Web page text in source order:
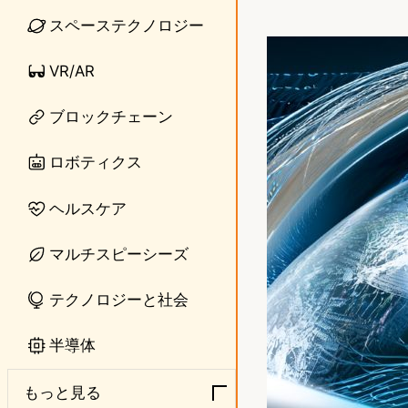
スペーステクノロジー
VR/AR
ブロックチェーン
ロボティクス
ヘルスケア
マルチスピーシーズ
テクノロジーと社会
半導体
もっと見る
e
t
o
o
n